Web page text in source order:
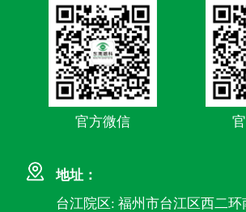
官方微信
地址：
台江院区: 福州市台江区西二环